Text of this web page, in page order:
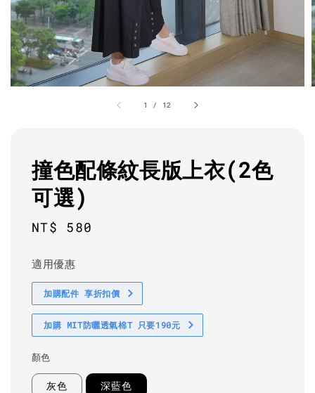
1 / 12
撞色配條紋長版上衣(2色
可選)
Regular
NT$ 580
適用優惠
加購配件 享折扣價
加購 MIT防曬透氣棉T 只要190元
顏色
灰色 深藍色